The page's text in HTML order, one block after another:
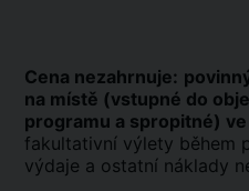
Cena nezahrnuje:
na místě (vstupné do
programu a spropitné)
fakultativní výlety během
výdaje a ostatní náklady